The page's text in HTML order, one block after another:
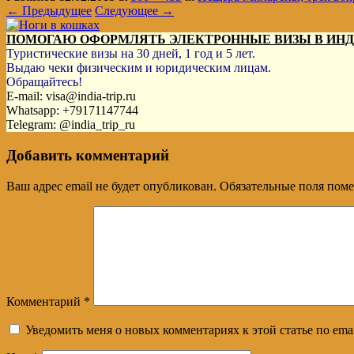
← Предыдущее Следующее →
ПОМОГАЮ ОФОРМЛЯТЬ ЭЛЕКТРОННЫЕ ВИЗЫ В
Туристические визы на 30 дней, 1 год и 5 лет.
Выдаю чеки физическим и юридическим лицам.
Обращайтесь!
E-mail: visa@india-trip.ru
Whatsapp: +79171147744
Telegram: @india_trip_ru
Добавить комментарий
Ваш адрес email не будет опубликован. Обязательные поля
Комментарий *
Уведомить меня о новых комментариях к этой статье по